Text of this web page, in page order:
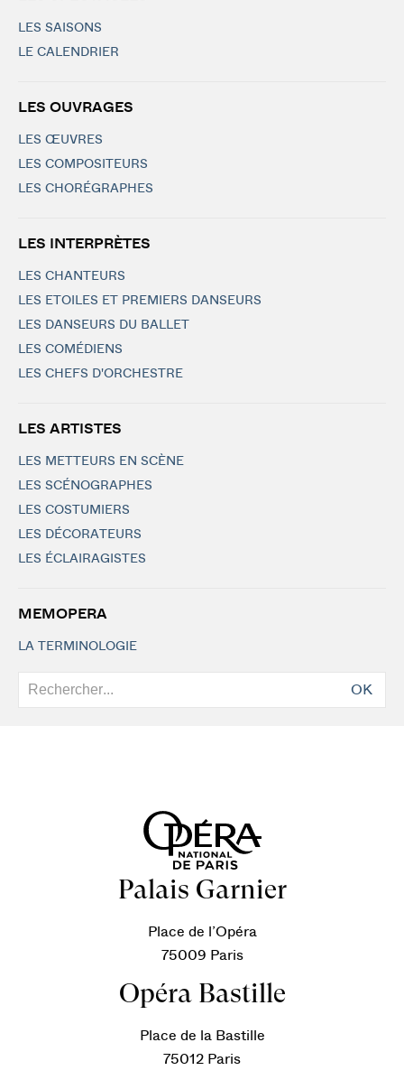
LES SAISONS
LE CALENDRIER
LES OUVRAGES
LES ŒUVRES
LES COMPOSITEURS
LES CHORÉGRAPHES
LES INTERPRÈTES
LES CHANTEURS
LES ETOILES ET PREMIERS DANSEURS
LES DANSEURS DU BALLET
LES COMÉDIENS
LES CHEFS D'ORCHESTRE
LES ARTISTES
LES METTEURS EN SCÈNE
LES SCÉNOGRAPHES
LES COSTUMIERS
LES DÉCORATEURS
LES ÉCLAIRAGISTES
MEMOPERA
LA TERMINOLOGIE
OK
Palais Garnier
Place de l’Opéra
75009 Paris
Opéra Bastille
Place de la Bastille
75012 Paris